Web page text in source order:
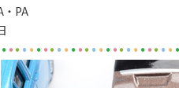
・PA